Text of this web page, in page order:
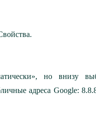
но внизу
адреса Google: